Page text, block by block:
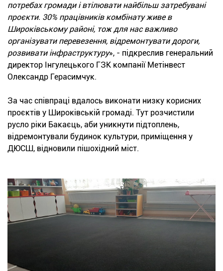
потребах громади і втілювати найбільш затребувані
проєкти. 30% працівників комбінату живе в
Широківському районі, тож для нас важливо
організувати перевезення, відремонтувати дороги,
розвивати інфраструктуру», - підкреслив генеральний
директор Інгулецького ГЗК компанії Метінвест
Олександр Герасимчук.
За час співпраці вдалось виконати низку корисних
проєктів у Широківській громаді. Тут розчистили
русло ріки Бакаєць, аби уникнути підтоплень,
відремонтували будинок культури, приміщення у
ДЮСШ, відновили пішохідний міст.